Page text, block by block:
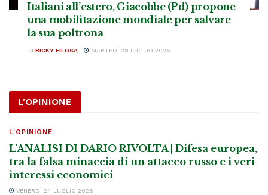
Italiani all’estero, Giacobbe (Pd) propone
una mobilitazione mondiale per salvare
la sua poltrona
DI RICKY FILOSA MARTEDÌ 28 LUGLIO 2026
L'OPINIONE
L'OPINIONE
L’ANALISI DI DARIO RIVOLTA | Difesa europea,
tra la falsa minaccia di un attacco russo e i veri
interessi economici
VENERDÌ 24 LUGLIO 2026